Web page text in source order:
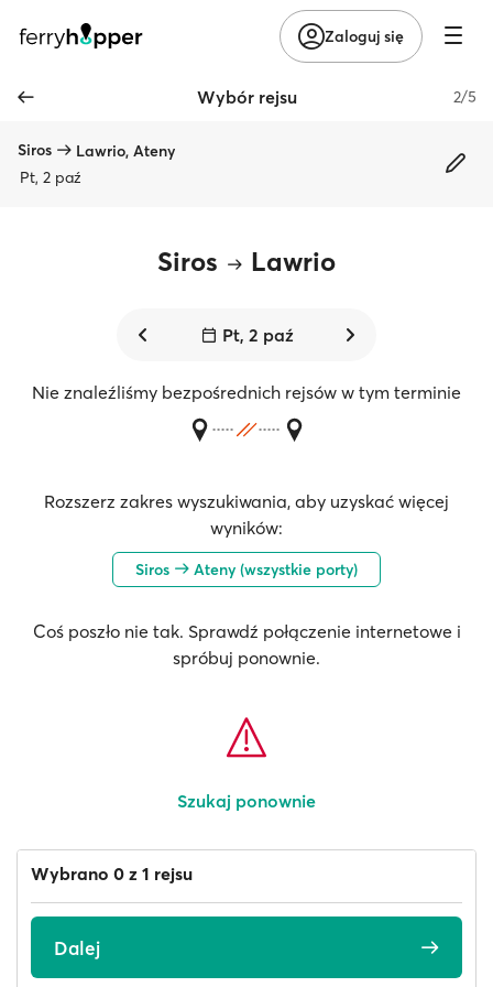
Zaloguj się
Wybór rejsu 2/5
Siros
Lawrio, Ateny
Pt, 2 paź
Siros Lawrio
Pt, 2 paź
Nie znaleźliśmy bezpośrednich rejsów w tym terminie
Rozszerz zakres wyszukiwania, aby uzyskać więcej
wyników:
Siros Ateny (wszystkie porty)
Coś poszło nie tak. Sprawdź połączenie internetowe i
spróbuj ponownie.
Szukaj ponownie
Wybrano 0 z 1 rejsu
Dalej